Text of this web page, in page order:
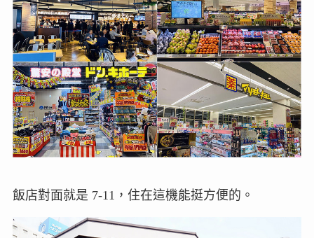
飯店對面就是 7-11，住在這機能挺方便的。